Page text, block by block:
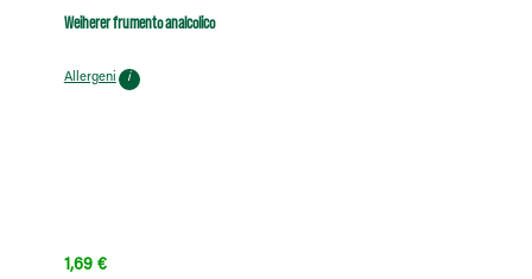
Weiherer frumento analcolico
Allergeni i
Prezzo normale:
1,69 €